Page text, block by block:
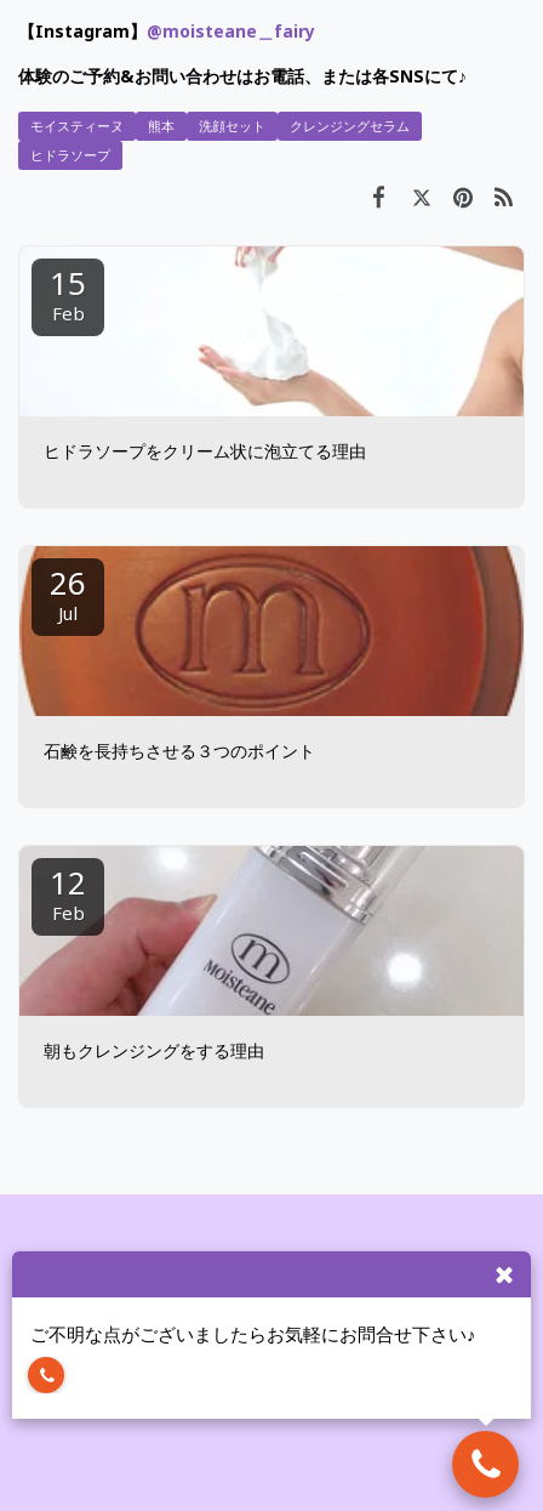
【Instagram】 @moisteane＿fairy
体験のご予約&お問い合わせはお電話、または各SNSにて♪
モイスティーヌ 熊本 洗顔セット
クレンジングセラム
ヒドラソープ
15
Feb
ヒドラソープをクリーム状に泡立てる理由
26
Jul
石鹸を長持ちさせる３つのポイント
12
Feb
朝もクレンジングをする理由
モイスティーヌ 平成大通りサロン
著作権 © 2026 全著作権所有
ご不明な点がございましたらお気軽にお問合せ下さい♪